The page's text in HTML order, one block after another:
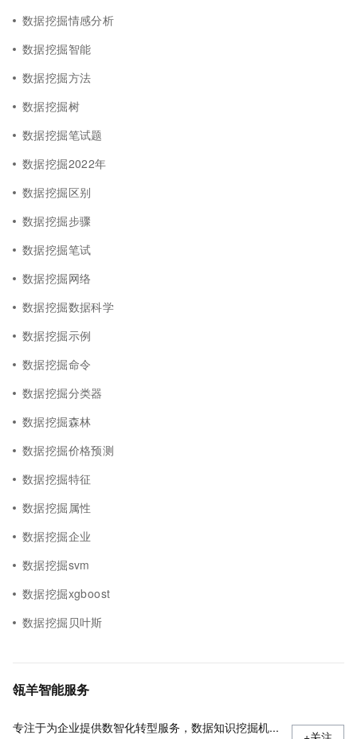
数据挖掘情感分析
数据挖掘智能
数据挖掘方法
数据挖掘树
数据挖掘笔试题
数据挖掘2022年
数据挖掘区别
数据挖掘步骤
数据挖掘笔试
数据挖掘网络
数据挖掘数据科学
数据挖掘示例
数据挖掘命令
数据挖掘分类器
数据挖掘森林
数据挖掘价格预测
数据挖掘特征
数据挖掘属性
数据挖掘企业
数据挖掘svm
数据挖掘xgboost
数据挖掘贝叶斯
瓴羊智能服务
专注于为企业提供数智化转型服务，数据知识挖掘机...